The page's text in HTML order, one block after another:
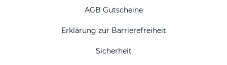
AGB Gutscheine
Erklärung zur Barrierefreiheit
Sicherheit